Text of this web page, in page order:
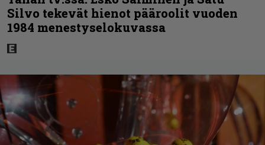
Silvo tekevät hienot pääroolit vuoden
1984 menestyselokuvassa